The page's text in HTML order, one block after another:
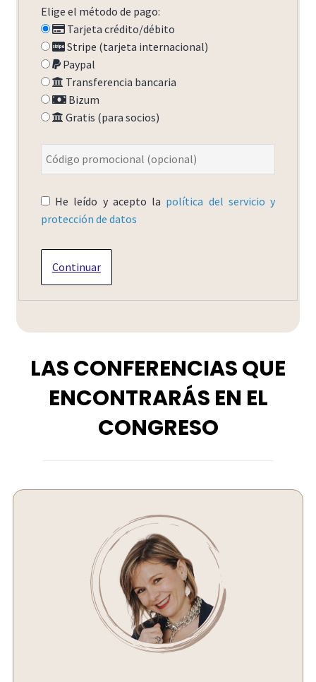
Elige el método de pago:
Tarjeta crédito/débito
Stripe (tarjeta internacional)
Paypal
Transferencia bancaria
Bizum
Gratis (para socios)
He leído y acepto la política del servicio y
protección de datos
LAS CONFERENCIAS QUE
ENCONTRARÁS EN EL
CONGRESO